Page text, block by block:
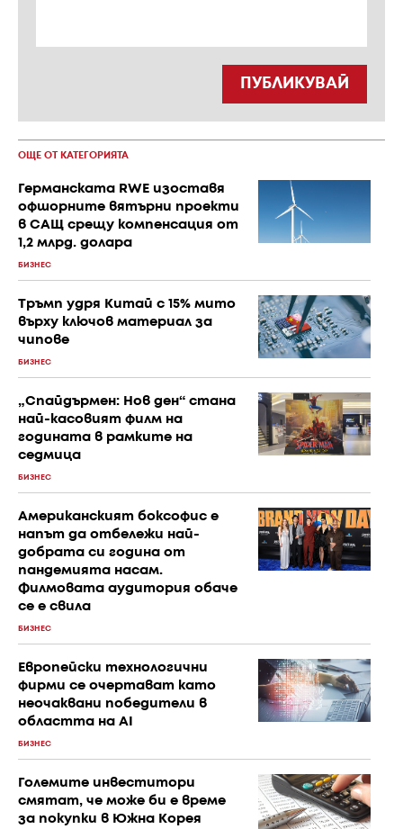
ПУБЛИКУВАЙ
ОЩЕ ОТ КАТЕГОРИЯТА
Германската RWE изоставя
офшорните вятърни проекти
в САЩ срещу компенсация от
1,2 млрд. долара
БИЗНЕС
Тръмп удря Китай с 15% мито
върху ключов материал за
чипове
БИЗНЕС
„Спайдърмен: Нов ден“ стана
най-касовият филм на
годината в рамките на
седмица
БИЗНЕС
Американският боксофис е
напът да отбележи най-
добрата си година от
пандемията насам.
Филмовата аудитория обаче
се е свила
БИЗНЕС
Европейски технологични
фирми се очертават като
неочаквани победители в
областта на AI
БИЗНЕС
Големите инвеститори
смятат, че може би е време
за покупки в Южна Корея